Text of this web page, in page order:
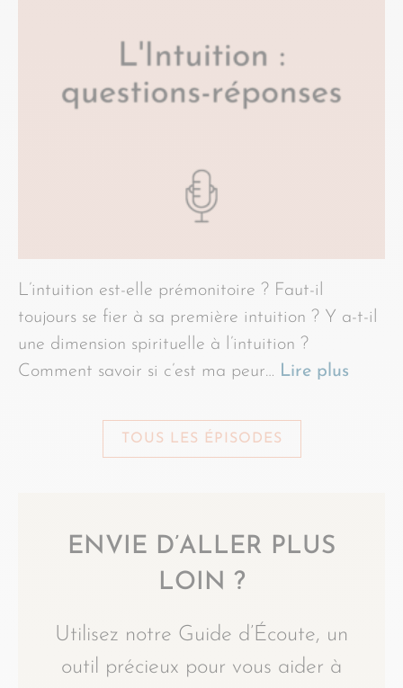
L’intuition est-elle prémonitoire ? Faut-il
toujours se fier à sa première intuition ? Y a-t-il
une dimension spirituelle à l’intuition ?
Comment savoir si c’est ma peur… Lire plus
TOUS LES ÉPISODES
ENVIE D’ALLER PLUS
LOIN ?
Utilisez notre Guide d’Écoute, un
outil précieux pour vous aider à